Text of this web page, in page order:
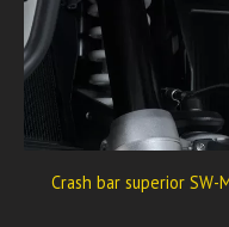
Crash bar superior SW-